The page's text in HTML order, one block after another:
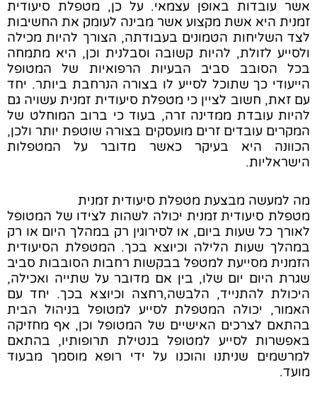
אשר עובדות באופן עצמאי. על כן, מטפלת סיעודית
זמנית היא אשת מקצוע אשר מבינה לעומק את החשיבות
לצד השליחות הטמונים בעבודתה, הצורך להיות מכילה
ולסייע לזולת, להיות קשובה וסבלנית וכן, היא מתמחה
בכל הסובב סביב הבעיות הרפואיות של המטופל
הייעודי כך שתוכל לסייע לו בצורה הנרחבת ביותר. יחד
עם זאת, חשוב לציין כי מטפלת סיעודית זמנית עשויה גם
להיות עובדת ממדינה זרה, בעוד כי ברוב המוחלט של
המקרים עובדים זרים מועסקים בצורה שוטפת יותר ולכן,
הכוונה היא בעיקר כאשר מדובר על המטפלות
הישראליות.
מה למעשה מבצעת מטפלת סיעודית זמנית
מטפלת סיעודית זמנית יכולה לשהות לצידו של המטופל
לאורך כל שעות ביום, או לסירוגין רק במהלך היום או רק
במהלך שעות הלילה וכיוצא בכך. המטפלת הסיעודית
הזמנית מסייעת למטפל בבקשות רחבות הסובבות סביב
שגרת היום יום שלו, בין אם מדובר על שתייה ואכילה,
היכולת להתנייד, הלבשה,רחצה וכיוצא בכך. יחד עם
האמור, יכולה המטפלת לסייע למטופל בניהול הבית
בהתאם לצרכים האישיים של המטופל וכן, אף מחזיקה
באפשרות לסייע למטופל בנטילת תרופותיו, בהתאם
למרשמים שניתנו והוכנו על ידי רופא מוסמך מבעוד
מועד.